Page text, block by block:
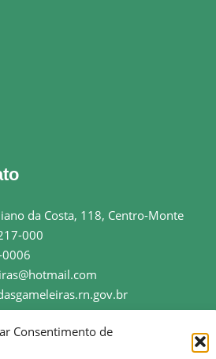
Consentimento de
da Costa, 118, Centro-Monte
000
08h as 13h